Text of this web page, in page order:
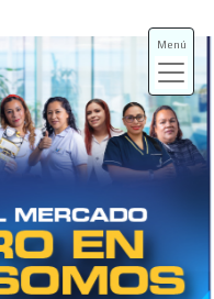
Menú